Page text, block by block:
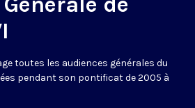
toutes les audiences générales du
pendant son pontificat de 2005 à